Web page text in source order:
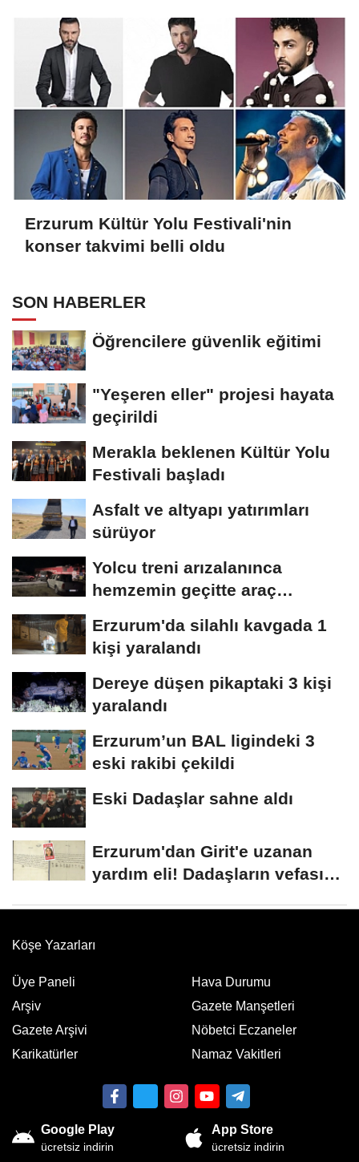
Erzurum Kültür Yolu Festivali'nin
konser takvimi belli oldu
SON HABERLER
Öğrencilere güvenlik eğitimi
"Yeşeren eller" projesi hayata
geçirildi
Merakla beklenen Kültür Yolu
Festivali başladı
Asfalt ve altyapı yatırımları
sürüyor
Yolcu treni arızalanınca
hemzemin geçitte araç
Erzurum'da silahlı kavgada 1
kişi yaralandı
Dereye düşen pikaptaki 3 kişi
yaralandı
Erzurum’un BAL ligindeki 3
eski rakibi çekildi
Eski Dadaşlar sahne aldı
Erzurum'dan Girit'e uzanan
yardım eli! Dadaşların vefası
Köşe Yazarları
Üye Paneli
Arşiv
Gazete Arşivi
Karikatürler
Hava Durumu
Gazete Manşetleri
Nöbetci Eczaneler
Namaz Vakitleri
Google Play
ücretsiz indirin
App Store
ücretsiz indirin